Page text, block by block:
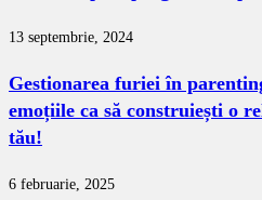
13 septembrie, 2024
Gestionarea furiei în
emoțiile ca să construiești o
tău!
6 februarie, 2025